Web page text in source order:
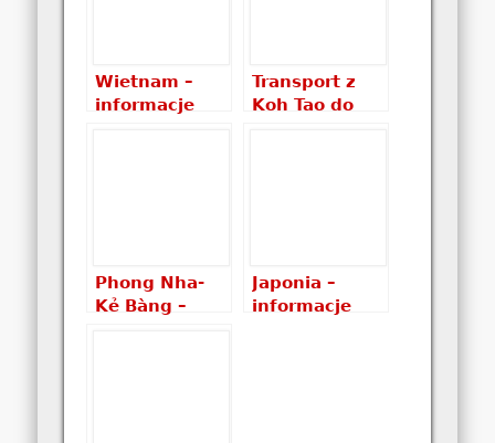
Wietnam –
informacje
Transport z
Koh Tao do
Phong Nha-
Kẻ Bàng –
Japonia –
informacje